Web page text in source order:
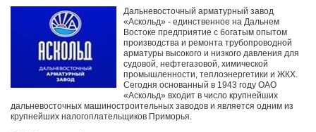
Дальневосточный арматурный завод
«Аскольд» - единственное на Дальнем
Востоке предприятие с богатым опытом
производства и ремонта трубопроводной
арматуры высокого и низкого давления для
судовой, нефтегазовой, химической
промышленности, теплоэнергетики и ЖКХ.
Сегодня основанный в 1943 году ОАО
«Аскольд» входит в число крупнейших
дальневосточных машиностроительных заводов и является одним из
крупнейших налогоплательщиков Приморья.